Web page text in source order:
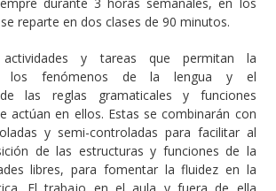
reparte en dos clases de 90 minutos.
actividades y tareas que permitan la
los fenómenos de la lengua y el
las reglas gramaticales y funciones
actúan en ellos. Estas se combinarán con
y semi-controladas para facilitar al
de las estructuras y funciones de la
libres, para fomentar la fluidez en la
El trabajo en el aula y fuera de ella